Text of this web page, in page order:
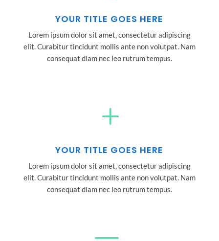
YOUR TITLE GOES HERE
Lorem ipsum dolor sit amet, consectetur adipiscing
elit. Curabitur tincidunt mollis ante non volutpat. Nam
consequat diam nec leo rutrum tempus.
L
YOUR TITLE GOES HERE
Lorem ipsum dolor sit amet, consectetur adipiscing
elit. Curabitur tincidunt mollis ante non volutpat. Nam
consequat diam nec leo rutrum tempus.